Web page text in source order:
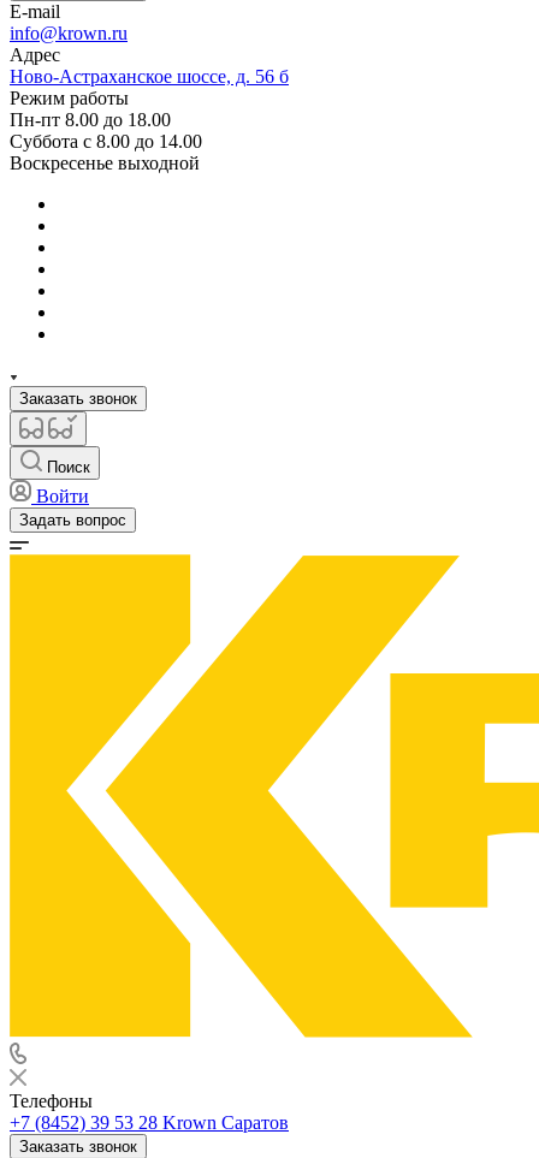
E-mail
info@krown.ru
Адрес
Ново-Астраханское шоссе, д. 56 б
Режим работы
Пн-пт 8.00 до 18.00
Суббота с 8.00 до 14.00
Воскресенье выходной
Заказать звонок
Поиск
Войти
Задать вопрос
Телефоны
+7 (8452) 39 53 28 Krown Саратов
Заказать звонок